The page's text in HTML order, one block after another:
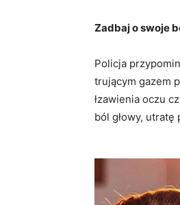
Zadbaj o swoje
Policja
trującym gazem
łzawienia oczu
ból głowy,